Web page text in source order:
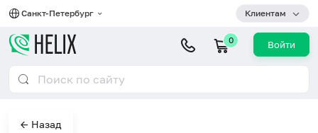
Санкт-Петербург Клиентам
0 Войти
← Назад